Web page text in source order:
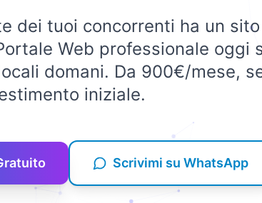
dei tuoi concorrenti ha un
Web professionale oggi
domani. Da 900€/mese,
iniziale.
Scrivimi su WhatsApp